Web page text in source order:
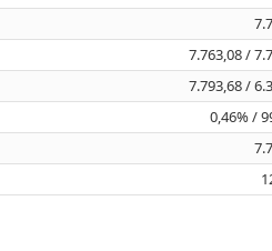
7.763,08 /
7.793,68 /
0,46% /